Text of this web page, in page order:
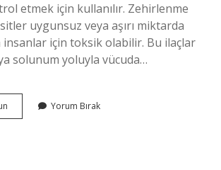
etmek için kullanılır. Zehirlenme
uygunsuz veya aşırı miktarda
insanlar için toksik olabilir. Bu ilaçlar
solunum yoluyla vücuda…
Ilacı
Yorum Bırak